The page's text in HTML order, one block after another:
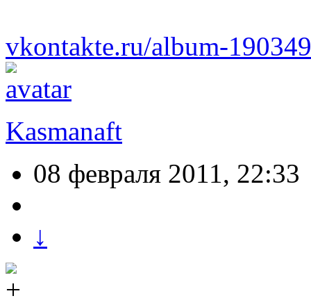
vkontakte.ru/album-
Kasmanaft
08 февраля 2011, 22:33
↓